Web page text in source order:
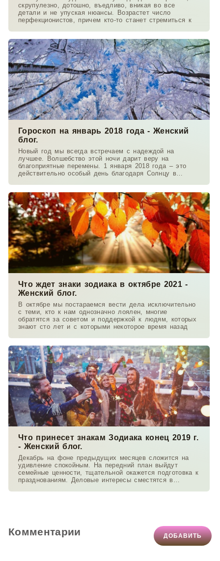
скрупулезно, дотошно, въедливо, вникая во все
детали и не упуская нюансы. Возрастет число
перфекционистов, причем кто-то станет стремиться к
Гороскоп на январь 2018 года - Женский
блог.
Новый год мы всегда встречаем с надеждой на
лучшее. Волшебство этой ночи дарит веру на
благоприятные перемены. 1 января 2018 года – это
действительно особый день благодаря Солнцу в
Что ждет знаки зодиака в октябре 2021 -
Женский блог.
В октябре мы постараемся вести дела исключительно
с теми, кто к нам однозначно лоялен, многие
обратятся за советом и поддержкой к людям, которых
знают сто лет и с которыми некоторое время назад
Что принесет знакам Зодиака конец 2019 г.
- Женский блог.
Декабрь на фоне предыдущих месяцев сложится на
удивление спокойным. На передний план выйдут
семейные ценности, тщательной окажется подготовка к
празднованиям. Деловые интересы сместятся в
Комментарии ДОБАВИТЬ